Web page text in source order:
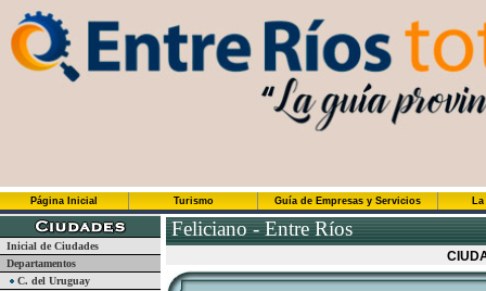
Página Inicial Turismo Guía de Empresas y Servicios
Inicial de Ciudades
Departamentos
C. del Uruguay
Feliciano - Entre Ríos